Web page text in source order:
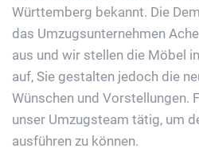
Württemberg bekannt. Die
das Umzugsunternehmen
aus und wir stellen die Möbel
auf, Sie gestalten jedoch die
Wünschen und Vorstellungen.
unser Umzugsteam tätig, um
ausführen zu können.